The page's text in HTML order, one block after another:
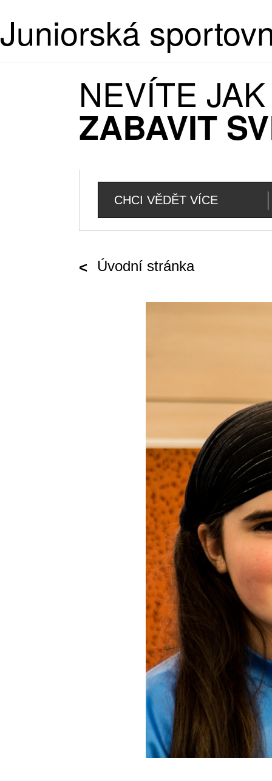
Juniorská
NEVÍTE
ZABAVIT
CHCI VĚDĚT VÍCE
Úvodní stránka